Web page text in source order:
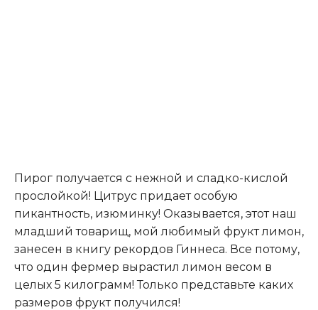
Пирог получается с нежной и сладко-кислой
прослойкой! Цитрус придает особую
пикантность, изюминку! Оказывается, этот наш
младший товарищ, мой любимый фрукт лимон,
занесен в книгу рекордов Гиннеса. Все потому,
что один фермер вырастил лимон весом в
целых 5 килограмм! Только представьте каких
размеров фрукт получился!